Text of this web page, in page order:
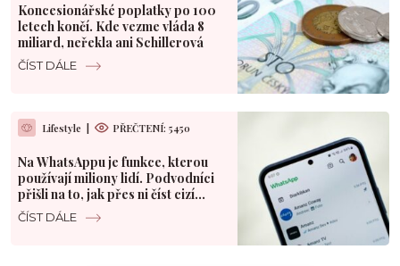
Koncesionářské poplatky po 100
letech končí. Kde vezme vláda 8
miliard, neřekla ani Schillerová
ČÍST DÁLE
Lifestyle | PŘEČTENÍ: 5450
Na WhatsAppu je funkce, kterou
používají miliony lidí. Podvodníci
přišli na to, jak přes ni číst cizí
chaty
ČÍST DÁLE